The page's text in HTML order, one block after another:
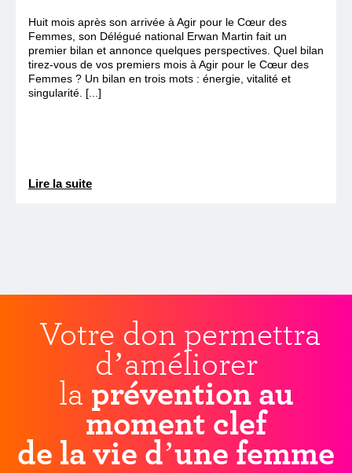
Huit mois après son arrivée à Agir pour le Cœur des
Femmes, son Délégué national Erwan Martin fait un
premier bilan et annonce quelques perspectives. Quel bilan
tirez-vous de vos premiers mois à Agir pour le Cœur des
Femmes ? Un bilan en trois mots : énergie, vitalité et
singularité. [...]
Lire la suite
Votre don permettra
d’améliorer
la prévention au
moment clef
de la vie d’une femme